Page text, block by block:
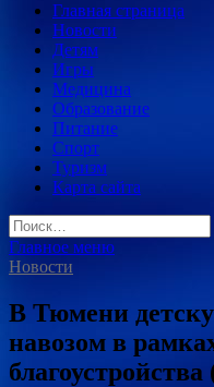
Главная страница
Новости
Детям
Игры
Медицина
Образование
Питание
Спорт
Туризм
Карта сайта
Найти:
Главное меню
Новости
В Тюмени
навозом в